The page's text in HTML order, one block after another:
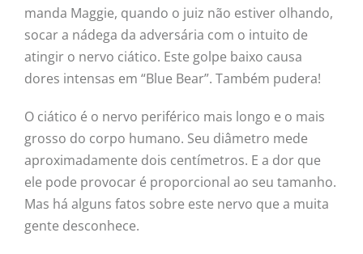
manda Maggie, quando o juiz não estiver olhando,
socar a nádega da adversária com o intuito de
atingir o nervo ciático. Este golpe baixo causa
dores intensas em “Blue Bear”. Também pudera!
O ciático é o nervo periférico mais longo e o mais
grosso do corpo humano. Seu diâmetro mede
aproximadamente dois centímetros. E a dor que
ele pode provocar é proporcional ao seu tamanho.
Mas há alguns fatos sobre este nervo que a muita
gente desconhece.